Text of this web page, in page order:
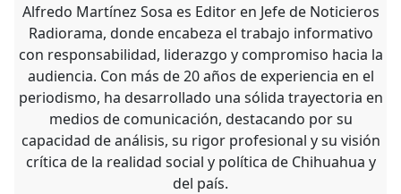
Alfredo Martínez Sosa es Editor en Jefe de Noticieros
Radiorama, donde encabeza el trabajo informativo
con responsabilidad, liderazgo y compromiso hacia la
audiencia. Con más de 20 años de experiencia en el
periodismo, ha desarrollado una sólida trayectoria en
medios de comunicación, destacando por su
capacidad de análisis, su rigor profesional y su visión
crítica de la realidad social y política de Chihuahua y
del país.